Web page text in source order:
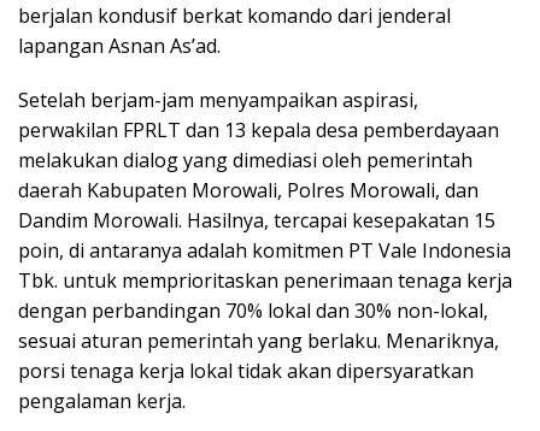
berjalan kondusif berkat komando dari jenderal
lapangan Asnan As’ad.
Setelah berjam-jam menyampaikan aspirasi,
perwakilan FPRLT dan 13 kepala desa pemberdayaan
melakukan dialog yang dimediasi oleh pemerintah
daerah Kabupaten Morowali, Polres Morowali, dan
Dandim Morowali. Hasilnya, tercapai kesepakatan 15
poin, di antaranya adalah komitmen PT Vale Indonesia
Tbk. untuk memprioritaskan penerimaan tenaga kerja
dengan perbandingan 70% lokal dan 30% non-lokal,
sesuai aturan pemerintah yang berlaku. Menariknya,
porsi tenaga kerja lokal tidak akan dipersyaratkan
pengalaman kerja.